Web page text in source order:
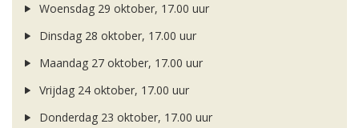
Woensdag 29 oktober, 17.00 uur
Dinsdag 28 oktober, 17.00 uur
Maandag 27 oktober, 17.00 uur
Vrijdag 24 oktober, 17.00 uur
Donderdag 23 oktober, 17.00 uur